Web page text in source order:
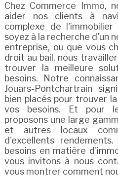
Chez Commerce Immo,
aider nos clients à
complexe de
soyez à la recherche d'un
entreprise, ou que vous
droit au bail, nous
trouver la meilleure
besoins. Notre
Jouars-Pontchartrain
bien placés pour trouver
vos besoins. Et pour
proposons une large
et autres locaux
d'excellents
besoins en matière
vous invitons à nous
vous montrer comment